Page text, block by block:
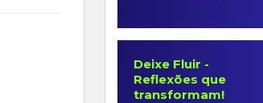
Deixe Fluir -
Reflexões que
transformam!